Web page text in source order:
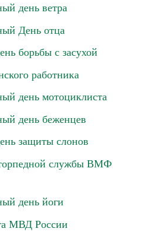
день ветра
День отца
борьбы с засухой
работника
день мотоциклиста
день беженцев
защиты слонов
службы ВМФ
день йоги
МВД России